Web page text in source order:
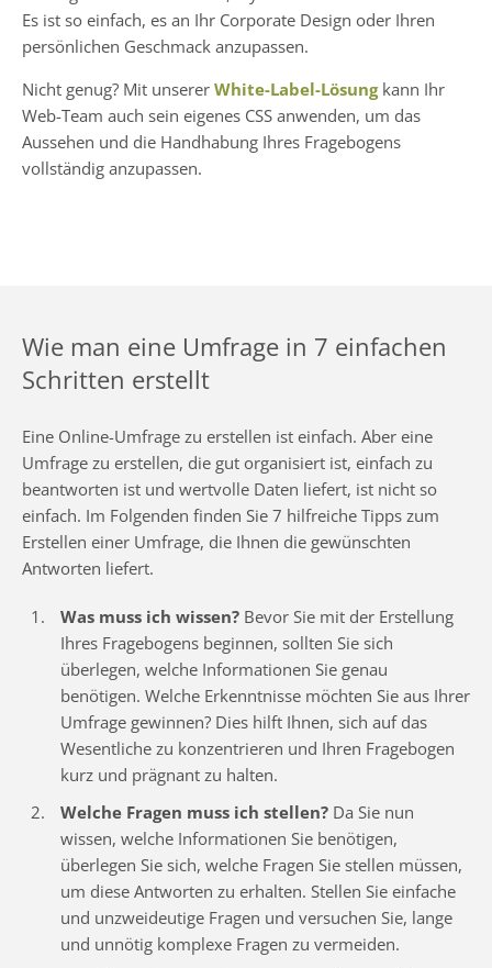
Es ist so einfach, es an Ihr Corporate Design oder Ihren
persönlichen Geschmack anzupassen.
Nicht genug? Mit unserer White-Label-Lösungkann Ihr
Web-Team auch sein eigenes CSS anwenden, um das
Aussehen und die Handhabung Ihres Fragebogens
vollständig anzupassen.
Wie man eine Umfrage in 7 einfachen
Schritten erstellt
Eine Online-Umfrage zu erstellen ist einfach. Aber eine
Umfrage zu erstellen, die gut organisiert ist, einfach zu
beantworten ist und wertvolle Daten liefert, ist nicht so
einfach. Im Folgenden finden Sie 7 hilfreiche Tipps zum
Erstellen einer Umfrage, die Ihnen die gewünschten
Antworten liefert.
Was muss ich wissen? Bevor Sie mit der Erstellung
Ihres Fragebogens beginnen, sollten Sie sich
überlegen, welche Informationen Sie genau
benötigen. Welche Erkenntnisse möchten Sie aus Ihrer
Umfrage gewinnen? Dies hilft Ihnen, sich auf das
Wesentliche zu konzentrieren und Ihren Fragebogen
kurz und prägnant zu halten.
Welche Fragen muss ich stellen? Da Sie nun
wissen, welche Informationen Sie benötigen,
überlegen Sie sich, welche Fragen Sie stellen müssen,
um diese Antworten zu erhalten. Stellen Sie einfache
und unzweideutige Fragen und versuchen Sie, lange
und unnötig komplexe Fragen zu vermeiden.